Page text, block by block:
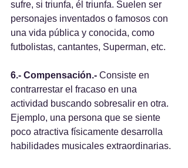
sufre, si triunfa, él triunfa. Suelen ser
personajes inventados o famosos con
una vida pública y conocida, como
futbolistas, cantantes, Superman, etc.
6.- Compensación.- Consiste en
contrarrestar el fracaso en una
actividad buscando sobresalir en otra.
Ejemplo, una persona que se siente
poco atractiva físicamente desarrolla
habilidades musicales extraordinarias.